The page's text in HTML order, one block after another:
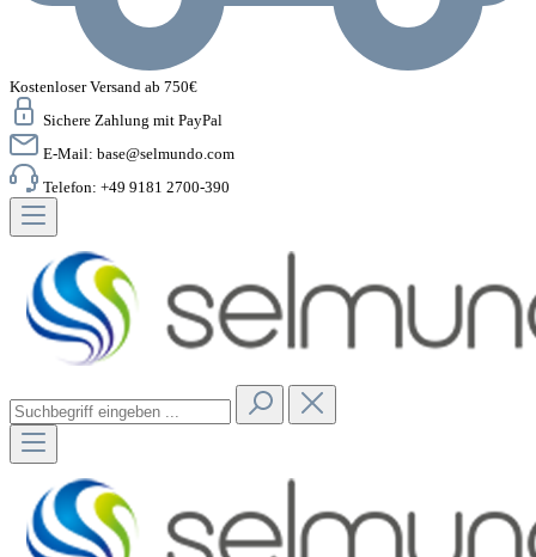
Kostenloser Versand ab 750€
Sichere Zahlung mit PayPal
E-Mail: base@selmundo.com
Telefon: +49 9181 2700-390